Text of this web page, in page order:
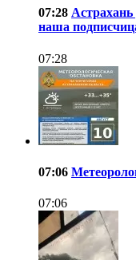
07:28
наша
07:28
07:06
07:06